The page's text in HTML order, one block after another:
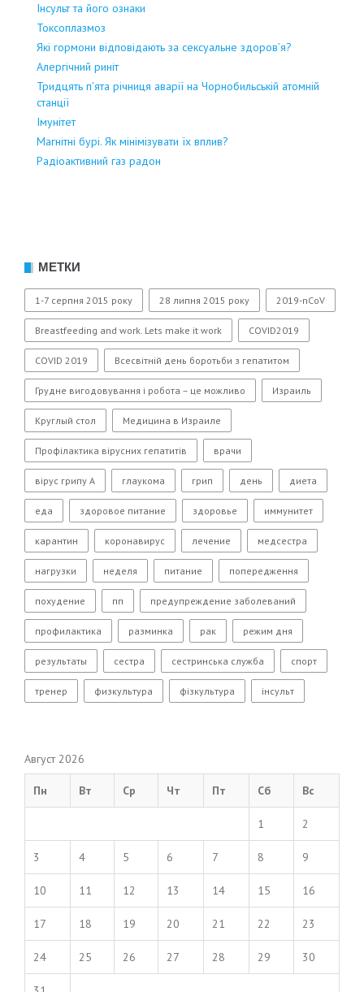
Інсульт та його ознаки
Токсоплазмоз
Які гормони відповідають за сексуальне здоров’я?
Алергічний риніт
Тридцять п’ята річниця аварії на Чорнобильській атомній
станції
Імунітет
Магнітні бурі. Як мінімізувати їх вплив?
Радіоактивний газ радон
МЕТКИ
1-7 серпня 2015 року 28 липня 2015 року 2019-nCoV
Breastfeeding and work. Lets make it work COVID2019
COVID 2019 Всесвітній день боротьби з гепатитом
Грудне вигодовування і робота – це можливо Израиль
Круглый стол Медицина в Израиле
Профілактика вірусних гепатитів врачи
вірус грипу А глаукома грип день диета
еда здоровое питание здоровье иммунитет
карантин коронавирус лечение медсестра
нагрузки неделя питание попередження
похудение пп предупреждение заболеваний
профилактика разминка рак режим дня
результаты сестра сестринська служба спорт
тренер физкультура фізкультура інсульт
Август 2026
Пн Вт Ср Чт Пт Сб Вс
1 2
3 4 5 6 7 8 9
10 11 12 13 14 15 16
17 18 19 20 21 22 23
24 25 26 27 28 29 30